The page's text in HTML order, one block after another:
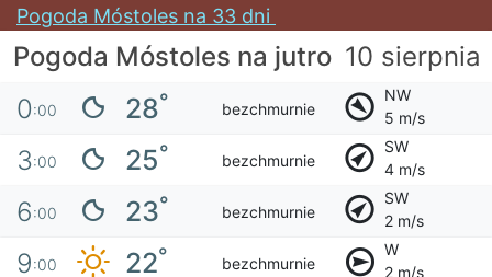
Pogoda Móstoles na 33 dni
Pogoda Móstoles na jutro 10 sierpnia
0:00 28° bezchmurnie
NW
5 m/s
3:00 25° bezchmurnie
SW
4 m/s
6:00 23° bezchmurnie
SW
2 m/s
9:00 22° bezchmurnie
W
2 m/s